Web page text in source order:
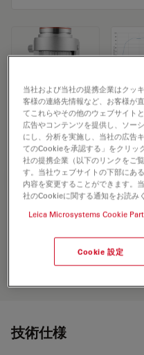
Microscope
GLYC motCORR
見積依頼
技術仕様
当社および当社の提携企業はクッ
客様の連絡先情報など、お客様が
てこれらやその他のウェブサイト
広告やコンテンツを提供し、ソー
にし、分析を実施し、当社の広告
てのCookieを承認する」をクリッ
社の提携企業（以下のリンクをご
す。当社ウェブサイトの下部にあ
内容を変更することができます。
社のCookieに関する通知をお読み
Leica Microsystems Cookie
Cookie 設定